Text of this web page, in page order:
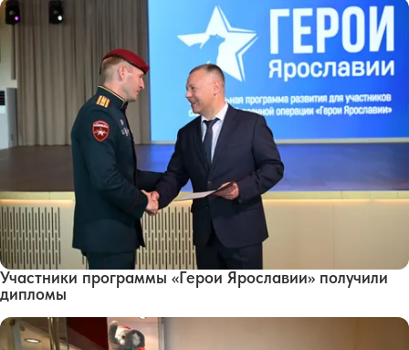
Участники программы «Герои Ярославии» получили
дипломы